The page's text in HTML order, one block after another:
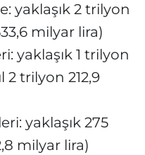
yaklaşık 2 trilyon
milyar lira)
yaklaşık 1 trilyon
2 trilyon 212,9
yaklaşık 275
milyar lira)